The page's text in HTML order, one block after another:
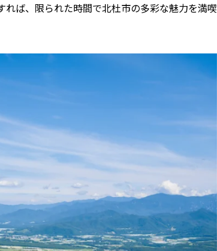
ば、限られた時間で北杜市の多彩な魅力を満喫